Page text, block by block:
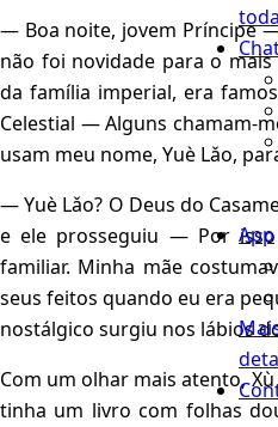
App
— Boa noite, jovem Príncipe
não foi novidade para o
da família imperial, era
Celestial — Alguns chamam-
usam meu nome, Yuè Lǎo,
— Yuè Lǎo? O Deus do
e ele prosseguiu — Por
familiar. Minha mãe
seus feitos quando eu era
nostálgico surgiu nos lábios
Com um olhar mais atento,
tinha um livro com folhas